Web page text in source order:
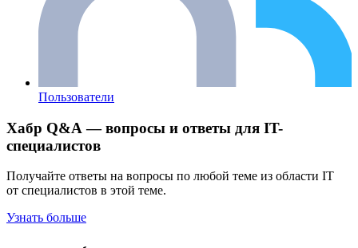
Пользователи
Хабр Q&A — вопросы и ответы для IT-
специалистов
Получайте ответы на вопросы по любой теме из области IT
от специалистов в этой теме.
Узнать больше